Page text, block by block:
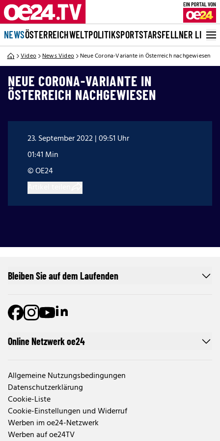
NEWSÖSTERREICHWELTPOLITIKSPORTSTARSFELLNER LIVE
Video News Video Neue Corona-Variante in Österreich nachgewiesen
NEUE CORONA-VARIANTE IN
ÖSTERREICH NACHGEWIESEN
23. September 2022 | 09:51 Uhr
01:41 Min
© OE24
Online Netzwerk oe24
Allgemeine Nutzungsbedingungen
Datenschutzerklärung
Cookie-Liste
Cookie-Einstellungen und Widerruf
Werben im oe24-Netzwerk
Werben auf oe24TV
Bleiben Sie auf dem Laufenden